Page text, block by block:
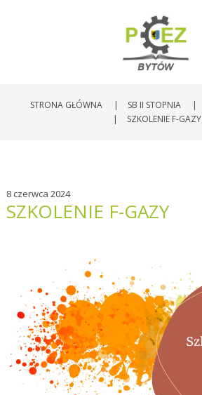
STRONA GŁÓWNA | SB II STOPNIA |
|
SZKOLENIE F-GAZY
8 czerwca 2024
SZKOLENIE F-GAZY